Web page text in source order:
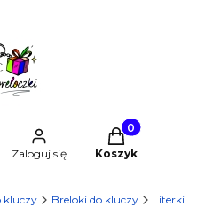
wyszukiwarkę
Zaloguj się
Produkty w
Koszyk
kluczy Breloki do kluczy Literki